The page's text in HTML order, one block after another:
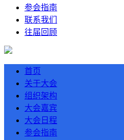
参会指南
联系我们
往届回顾
首页
关于大会
组织架构
大会嘉宾
大会日程
参会指南